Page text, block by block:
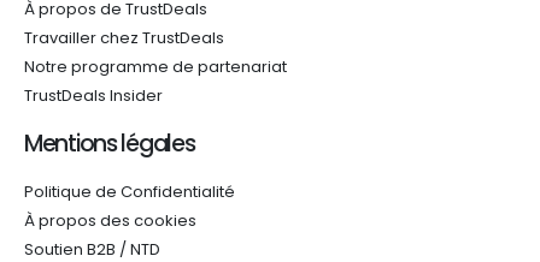
À propos de TrustDeals
Travailler chez TrustDeals
Notre programme de partenariat
TrustDeals Insider
Mentions légales
Politique de Confidentialité
À propos des cookies
Soutien B2B / NTD